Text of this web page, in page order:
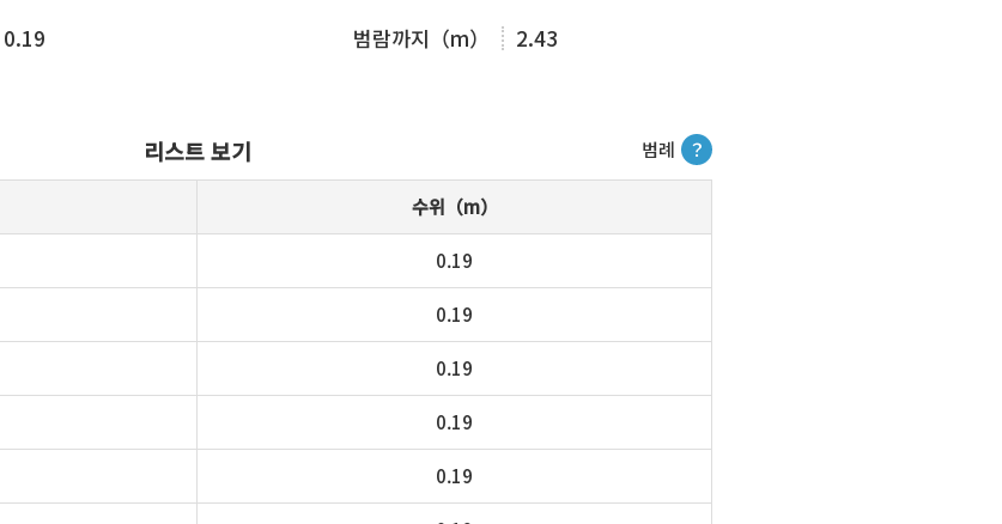
0.19 범람까지（m） 2.43
범례 ？
리스트 보기
수위（m）
0.19
0.19
0.19
0.19
0.19